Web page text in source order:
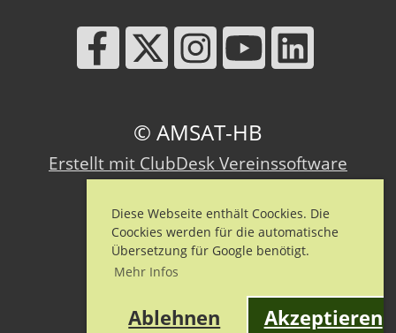
Diese Webseite enthält Coockies. Die
Coockies werden für die automatische
Übersetzung für Google benötigt.
Mehr Infos
Ablehnen Akzeptieren
© AMSAT-HB
Erstellt mit ClubDesk Vereinssoftware
Impressum
Datenschutz